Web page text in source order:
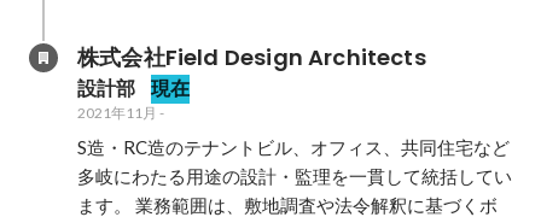
株式会社Field Design Architects
設計部 現在
2021年11月 -
S造・RC造のテナントビル、オフィス、共同住宅など
多岐にわたる用途の設計・監理を一貫して統括してい
ます。 業務範囲は、敷地調査や法令解釈に基づくボ